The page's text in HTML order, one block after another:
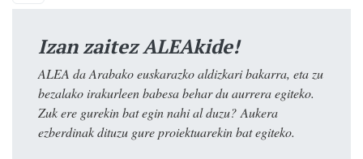
Izan zaitez ALEAkide!
ALEA da Arabako euskarazko aldizkari bakarra, eta zu
bezalako irakurleen babesa behar du aurrera egiteko.
Zuk ere gurekin bat egin nahi al duzu? Aukera
ezberdinak dituzu gure proiektuarekin bat egiteko.